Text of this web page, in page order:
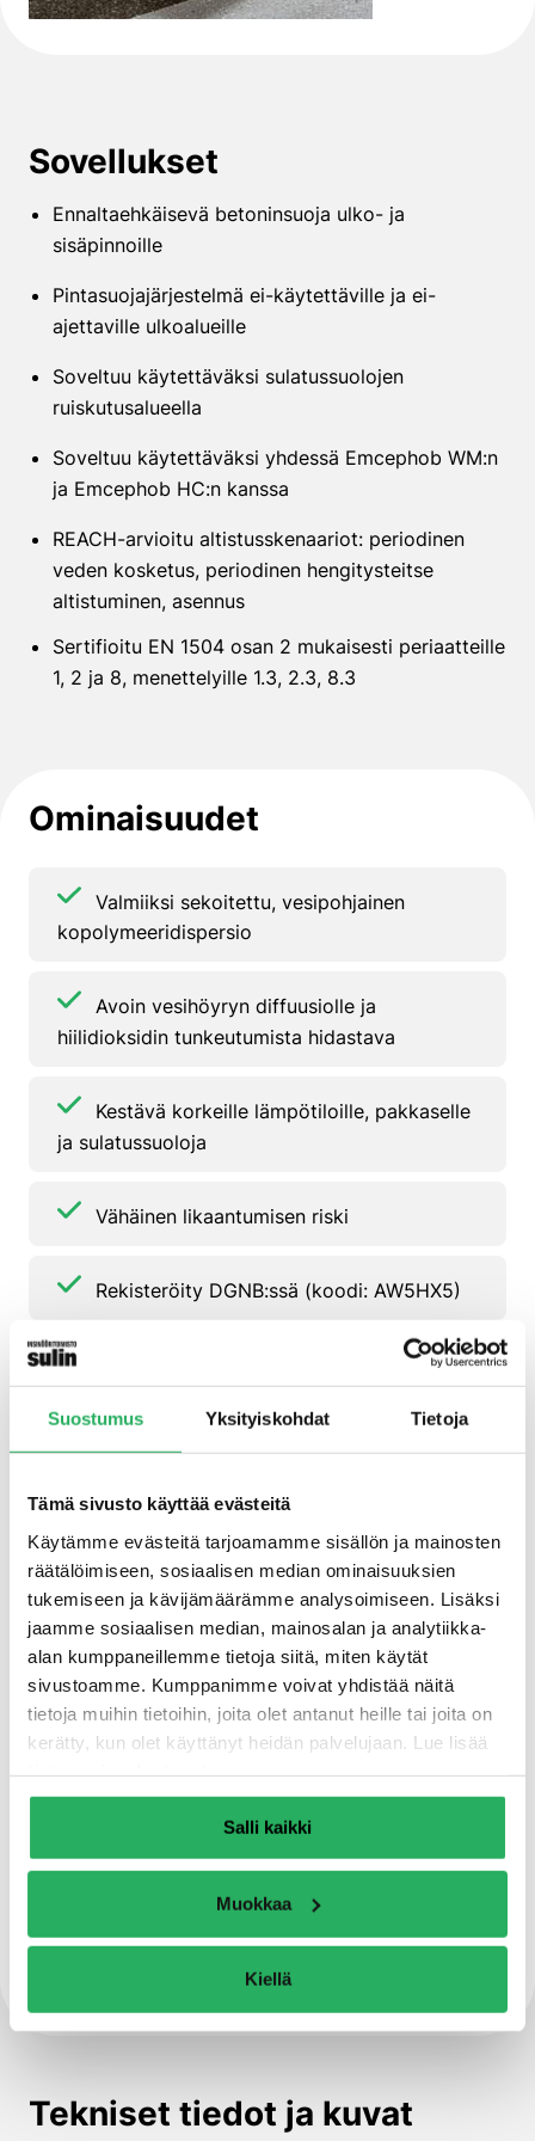
Suostumus Yksityiskohdat Tietoja
Tämä sivusto käyttää evästeitä
Käytämme evästeitä tarjoamamme sisällön ja mainosten
räätälöimiseen, sosiaalisen median ominaisuuksien
tukemiseen ja kävijämäärämme analysoimiseen. Lisäksi
jaamme sosiaalisen median, mainosalan ja analytiikka-
alan kumppaneillemme tietoja siitä, miten käytät
sivustoamme. Kumppanimme voivat yhdistää näitä
tietoja muihin tietoihin, joita olet antanut heille tai joita on
kerätty, kun olet käyttänyt heidän palvelujaan. Lue lisää
Salli kaikki
Muokkaa
Kiellä
Sovellukset
Ennaltaehkäisevä betoninsuoja ulko- ja
sisäpinnoille
Pintasuojajärjestelmä ei-käytettäville ja ei-
ajettaville ulkoalueille
Soveltuu käytettäväksi sulatussuolojen
ruiskutusalueella
Soveltuu käytettäväksi yhdessä Emcephob WM:n
ja Emcephob HC:n kanssa
REACH-arvioitu altistusskenaariot: periodinen
veden kosketus, periodinen hengitysteitse
altistuminen, asennus
Sertifioitu EN 1504 osan 2 mukaisesti periaatteille
1, 2 ja 8, menettelyille 1.3, 2.3, 8.3
Ominaisuudet
Valmiiksi sekoitettu, vesipohjainen
kopolymeeridispersio
Avoin vesihöyryn diffuusiolle ja
hiilidioksidin tunkeutumista hidastava
Kestävä korkeille lämpötiloille, pakkaselle
ja sulatussuoloja
Vähäinen likaantumisen riski
Rekisteröity DGNB:ssä (koodi: AW5HX5)
pintasuojajärjestelmäksi Emcephob WM:n
kanssa
Kalvomuodostava, matta läpinäkyvä
kuivuessaan
UV-säteilyä ja säänkestävä
Levitys telalla ja ilmattomalla ruiskulla
Rakennusmateriaaliluokka B-s1, d0 EN
13501-1:n mukaisesti (tuotteen
järjestelmätesti)
Tekniset tiedot ja kuvat